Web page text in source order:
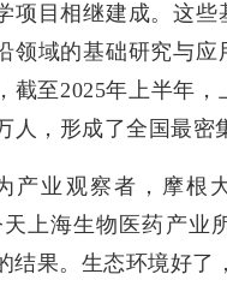
项目相继建成。这
领域的基础研究与
截至2025年上半年
人，形成了全国最密
产业观察者，摩根
天上海生物医药产业
结果。生态环境好了